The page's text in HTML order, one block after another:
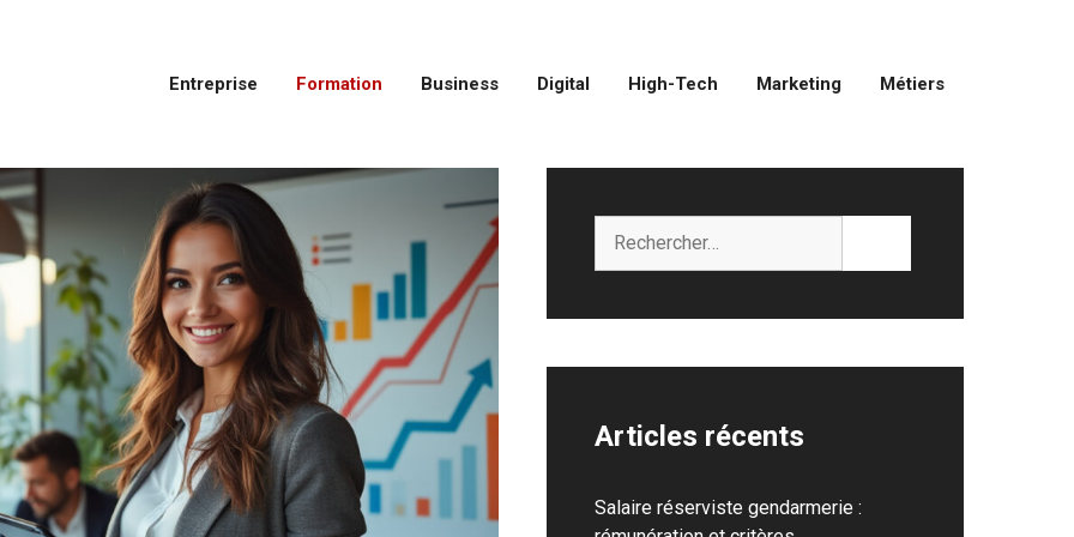
Entreprise Formation Business Digital High-Tech Marketing Métiers
Articles récents
Salaire réserviste gendarmerie :